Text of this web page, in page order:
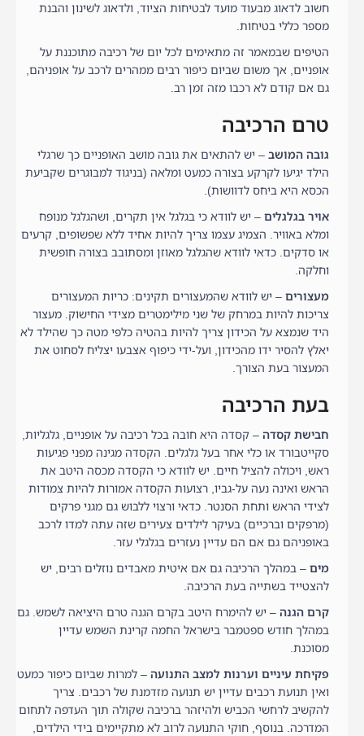
חשוב לדאוג מבעוד מועד לבטיחות הציוד, ולדאוג לשינון והבנת
מספר כללי בטיחות.
הטיפים שבמאמר זה מתאימים לכל יום של רכיבה מתוכננת על
אופניים, אך משום שביום כיפור רבים ממהרים לרכב על אופניהם,
גם אם קודם לא רכבו מזה זמן רב.
טרם הרכיבה
גובה המושב– יש להתאים את גובה מושב האופניים כך שרגלי
הילד יגיעו לקרקע בצורה כמעט ומלאה (בניגוד למבוגרים שקביעת
הכסא היא ביחס לדוושות).
אויר בגלגלים– יש לוודא כי בגלגל אין תקרים, ושהגלגל מנופח
ומלא באוויר. הצמיג עצמו צריך להיות אחיד ללא שפשופים, קרעים
או סדקים. כדאי לוודא שהגלגל מאוזן ומסתובב בצורה חופשית
וחלקה.
מעצורים– יש לוודא שהמעצורים תקינים: כריות המעצורים
צריכות להיות במרחק של שני מילימטרים מצידי החישוק. מעצור
היד שנמצא על הכידון צריך להיות בהטיה כלפי מטה כך שהילד לא
יאלץ להסיר ידו מהכידון, ועל-ידי כיפוף אצבעו יצליח לסחוט את
המעצור בעת הצורך.
בעת הרכיבה
חבישת קסדה– קסדה היא חובה בכל רכיבה על אופניים, גלגליות,
סקייטבורד או כלי אחר בעל גלגלים. הקסדה מגינה מפני פגיעות
ראש, ויכולה להציל חיים. יש לוודא כי הקסדה מכסה היטב את
הראש ואינה נעה על-גביו, רצועות הקסדה אמורות להיות צמודות
לצידי הראש ותחת הסנטר. כדאי ורצוי ללבוש גם מגני פרקים
(מרפקים וברכיים) בעיקר לילדים צעירים שזה עתה למדו לרכב
באופניהם גם אם הם עדיין נעזרים בגלגלי עזר.
מים– במהלך הרכיבה גם אם איטית מאבדים נוזלים רבים, יש
להצטייד בשתייה בעת הרכיבה.
קרם הגנה– יש להימרח היטב בקרם הגנה טרם היציאה לשמש. גם
במהלך חודש ספטמבר בישראל החמה קרינת השמש עדיין
מסוכנת.
פקיחת עיניים וערנות למצב התנועה– למרות שביום כיפור כמעט
ואין תנועת רכבים עדיין יש תנועה מזדמנת של רכבים. צריך
להקשיב לרחשי הכביש ולהיזהר ברכיבה שקולה תוך העדפה לתחום
המדרכה. בנוסף, חוקי התנועה לרוב לא מתקיימים בידי הילדים,